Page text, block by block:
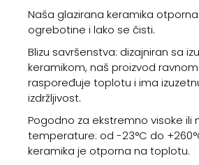
Naša glazirana keramika
ogrebotine i lako se čisti.
Blizu savršenstva: dizajniran sa
keramikom, naš proizvod
raspoređuje toplotu i ima
izdržljivost.
Pogodno za ekstremno visoke ili
temperature: od -23°C do
keramika je otporna na toplotu.